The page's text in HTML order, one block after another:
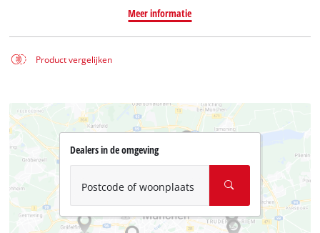
Meer informatie
Product vergelijken
Dealers in de omgeving
Postcode of woonplaats